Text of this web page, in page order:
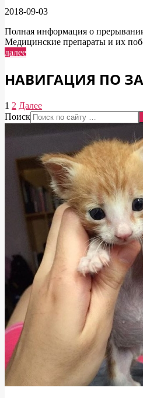
2018-09-03
Полная информация о
Медицинские препараты и их
далее
НАВИГАЦИЯ ПО
1 2 Далее
Поиск